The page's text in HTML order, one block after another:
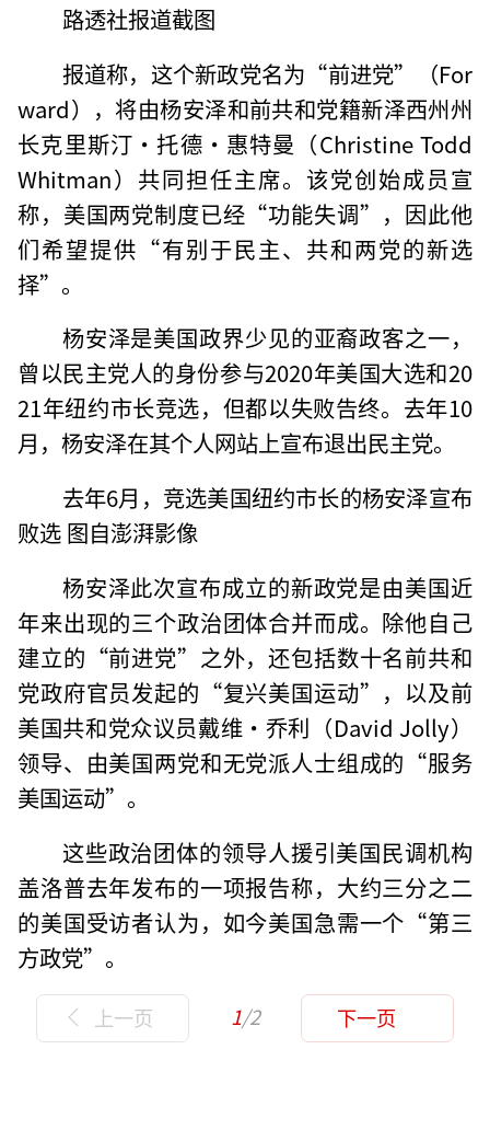
路透社报道截图
报道称，这个新政党名为“前进党”（For
ward），将由杨安泽和前共和党籍新泽西州州
长克里斯汀·托德·惠特曼（Christine Todd
Whitman）共同担任主席。该党创始成员宣
称，美国两党制度已经“功能失调”，因此他
们希望提供“有别于民主、共和两党的新选
择”。
杨安泽是美国政界少见的亚裔政客之一，
曾以民主党人的身份参与2020年美国大选和20
21年纽约市长竞选，但都以失败告终。去年10
月，杨安泽在其个人网站上宣布退出民主党。
去年6月，竞选美国纽约市长的杨安泽宣布
败选 图自澎湃影像
杨安泽此次宣布成立的新政党是由美国近
年来出现的三个政治团体合并而成。除他自己
建立的“前进党”之外，还包括数十名前共和
党政府官员发起的“复兴美国运动”，以及前
美国共和党众议员戴维·乔利（David Jolly）
领导、由美国两党和无党派人士组成的“服务
美国运动”。
这些政治团体的领导人援引美国民调机构
盖洛普去年发布的一项报告称，大约三分之二
的美国受访者认为，如今美国急需一个“第三
方政党”。
上一页 1/2 下一页